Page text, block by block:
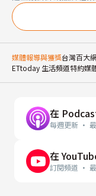
媒體報導與獲獎台灣百大
ETtoday 生活頻道特約媒
在
每週更新 ·
在
訂閱頻道 ·